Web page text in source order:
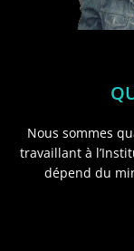
Nous sommes
travaillant à
dépend du